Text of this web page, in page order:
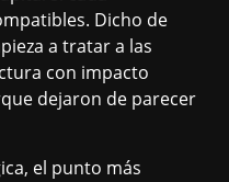
Dicho de
a tratar a las
con impacto
dejaron de parecer
el punto más